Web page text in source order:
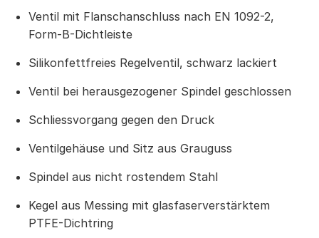
Ventil mit Flanschanschluss nach EN 1092-2,
Form-B-Dichtleiste
Silikonfettfreies Regelventil, schwarz lackiert
Ventil bei herausgezogener Spindel geschlossen
Schliessvorgang gegen den Druck
Ventilgehäuse und Sitz aus Grauguss
Spindel aus nicht rostendem Stahl
Kegel aus Messing mit glasfaserverstärktem
PTFE-Dichtring